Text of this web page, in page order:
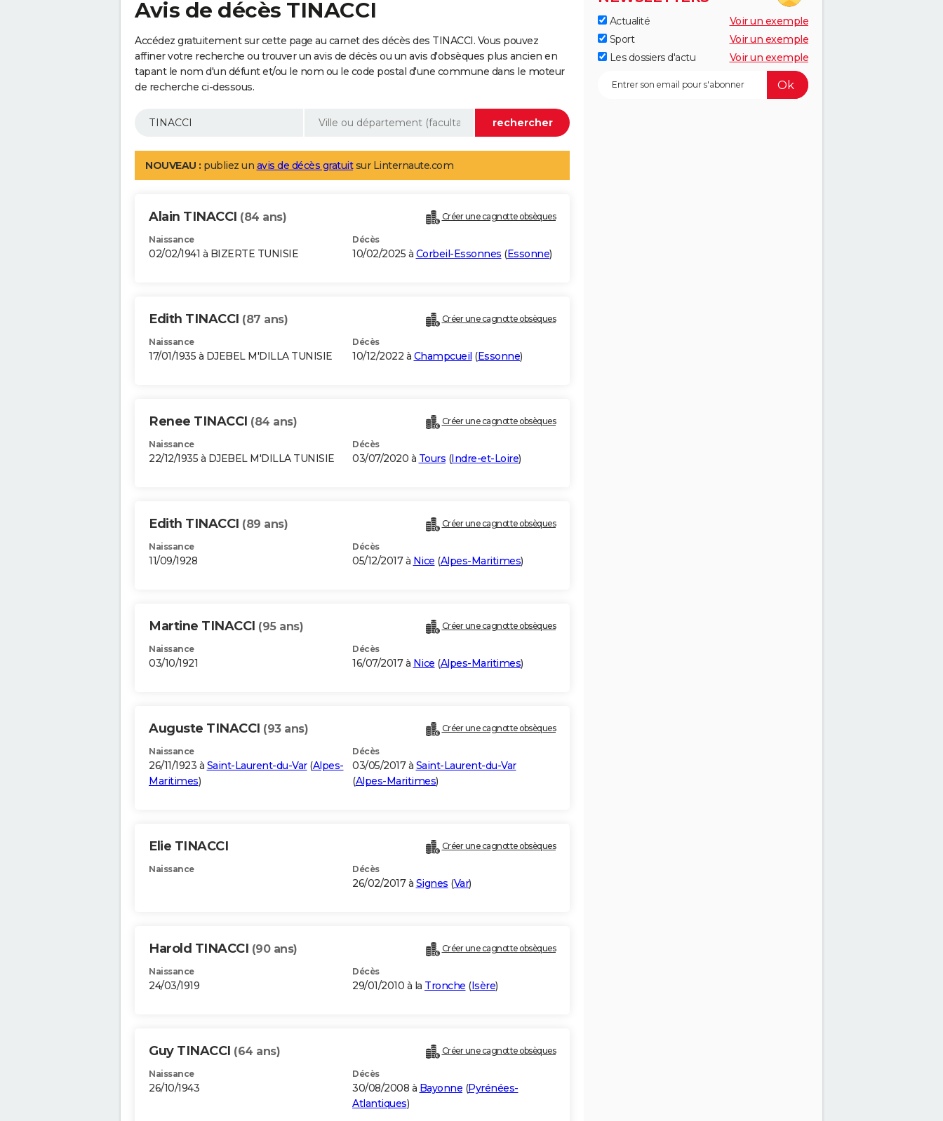
Avis de décès TINACCI
Accédez gratuitement sur cette page au carnet des décès des TINACCI. Vous pouvez
affiner votre recherche ou trouver un avis de décès ou un avis d'obsèques plus ancien en
tapant le nom d'un défunt et/ou le nom ou le code postal d'une commune dans le moteur
de recherche ci-dessous.
NOUVEAU : publiez un avis de décès gratuitsur Linternaute.com
Alain TINACCI (84 ans) Créer une cagnotte obsèques
Naissance
02/02/1941 à BIZERTE TUNISIE
Décès
10/02/2025 à Corbeil-Essonnes (Essonne)
Edith TINACCI (87 ans) Créer une cagnotte obsèques
Naissance
17/01/1935 à DJEBEL M'DILLA TUNISIE
Décès
10/12/2022 à Champcueil (Essonne)
Renee TINACCI (84 ans) Créer une cagnotte obsèques
Naissance
22/12/1935 à DJEBEL M'DILLA TUNISIE
Décès
03/07/2020 à Tours (Indre-et-Loire)
Edith TINACCI (89 ans) Créer une cagnotte obsèques
Naissance
11/09/1928
Décès
05/12/2017 à Nice (Alpes-Maritimes)
Martine TINACCI (95 ans) Créer une cagnotte obsèques
Naissance
03/10/1921
Décès
16/07/2017 à Nice (Alpes-Maritimes)
Auguste TINACCI (93 ans) Créer une cagnotte obsèques
Naissance
26/11/1923 à Saint-Laurent-du-Var(Alpes-
Maritimes)
Décès
03/05/2017 à Saint-Laurent-du-Var
(Alpes-Maritimes)
Elie TINACCI Créer une cagnotte obsèques
Naissance Décès
26/02/2017 à Signes (Var)
Harold TINACCI (90 ans) Créer une cagnotte obsèques
Naissance
24/03/1919
Décès
29/01/2010 à la Tronche (Isère)
Guy TINACCI (64 ans) Créer une cagnotte obsèques
Naissance
26/10/1943
Décès
30/08/2008 à Bayonne (Pyrénées-
Atlantiques)
Actualité
Voir un exemple
Sport
Voir un exemple
Les dossiers d'actu
Voir un exemple